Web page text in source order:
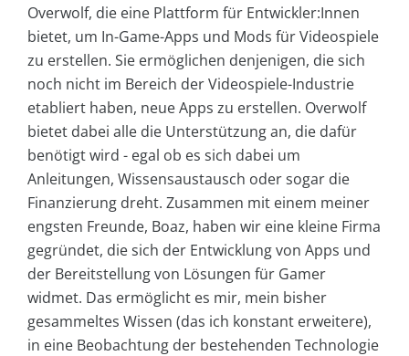
Overwolf, die eine Plattform für Entwickler:Innen
bietet, um In-Game-Apps und Mods für Videospiele
zu erstellen. Sie ermöglichen denjenigen, die sich
noch nicht im Bereich der Videospiele-Industrie
etabliert haben, neue Apps zu erstellen. Overwolf
bietet dabei alle die Unterstützung an, die dafür
benötigt wird - egal ob es sich dabei um
Anleitungen, Wissensaustausch oder sogar die
Finanzierung dreht. Zusammen mit einem meiner
engsten Freunde, Boaz, haben wir eine kleine Firma
gegründet, die sich der Entwicklung von Apps und
der Bereitstellung von Lösungen für Gamer
widmet. Das ermöglicht es mir, mein bisher
gesammeltes Wissen (das ich konstant erweitere),
in eine Beobachtung der bestehenden Technologie